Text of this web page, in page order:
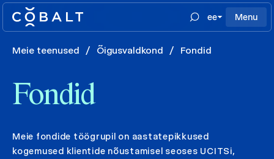
ee Menu
Meie teenused / Õigusvaldkond / Fondid
Fondid
Meie fondide töögrupil on aastatepikkused
kogemused klientide nõustamisel seoses UCITSi,